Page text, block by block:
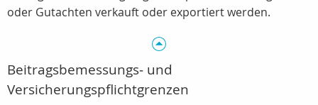
oder Gutachten verkauft oder exportiert werden.
Beitragsbemessungs‑ und
Versicherungspflichtgrenzen